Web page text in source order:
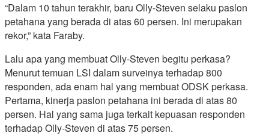
“Dalam 10 tahun terakhir, baru Olly-Steven selaku paslon
petahana yang berada di atas 60 persen. Ini merupakan
rekor,” kata Faraby.
Lalu apa yang membuat Olly-Steven begitu perkasa?
Menurut temuan LSI dalam surveinya terhadap 800
responden, ada enam hal yang membuat ODSK perkasa.
Pertama, kinerja paslon petahana ini berada di atas 80
persen. Hal yang sama juga terkait kepuasan responden
terhadap Olly-Steven di atas 75 persen.